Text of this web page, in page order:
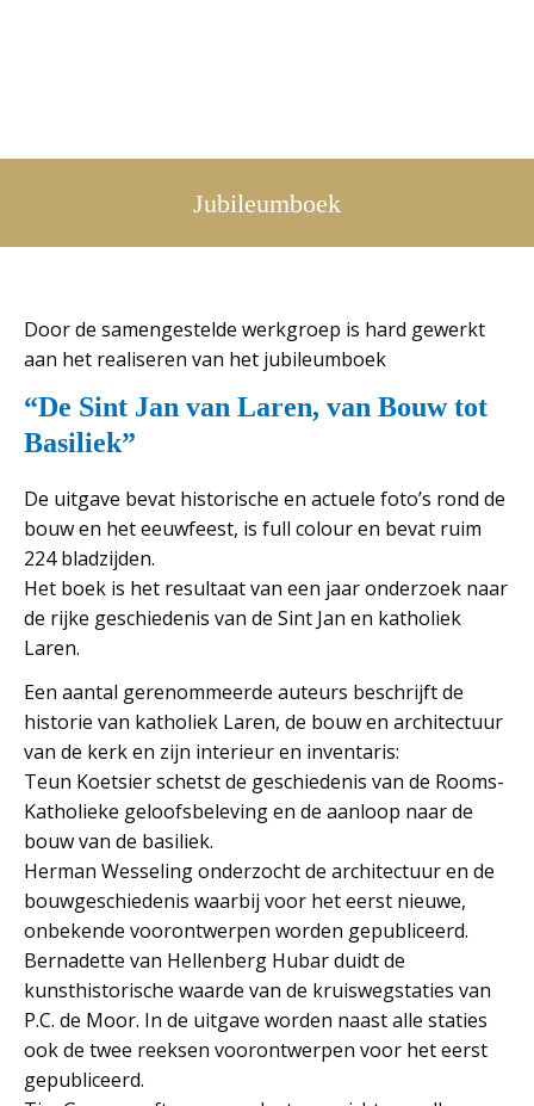
Jubileumboek
Door de samengestelde werkgroep is hard gewerkt
aan het realiseren van het jubileumboek
“De Sint Jan van Laren, van Bouw tot
Basiliek”
De uitgave bevat historische en actuele foto’s rond de
bouw en het eeuwfeest, is full colour en bevat ruim
224 bladzijden.
Het boek is het resultaat van een jaar onderzoek naar
de rijke geschiedenis van de Sint Jan en katholiek
Laren.
Een aantal gerenommeerde auteurs beschrijft de
historie van katholiek Laren, de bouw en architectuur
van de kerk en zijn interieur en inventaris:
Teun Koetsier schetst de geschiedenis van de Rooms-
Katholieke geloofsbeleving en de aanloop naar de
bouw van de basiliek.
Herman Wesseling onderzocht de architectuur en de
bouwgeschiedenis waarbij voor het eerst nieuwe,
onbekende voorontwerpen worden gepubliceerd.
Bernadette van Hellenberg Hubar duidt de
kunsthistorische waarde van de kruiswegstaties van
P.C. de Moor. In de uitgave worden naast alle staties
ook de twee reeksen voorontwerpen voor het eerst
gepubliceerd.